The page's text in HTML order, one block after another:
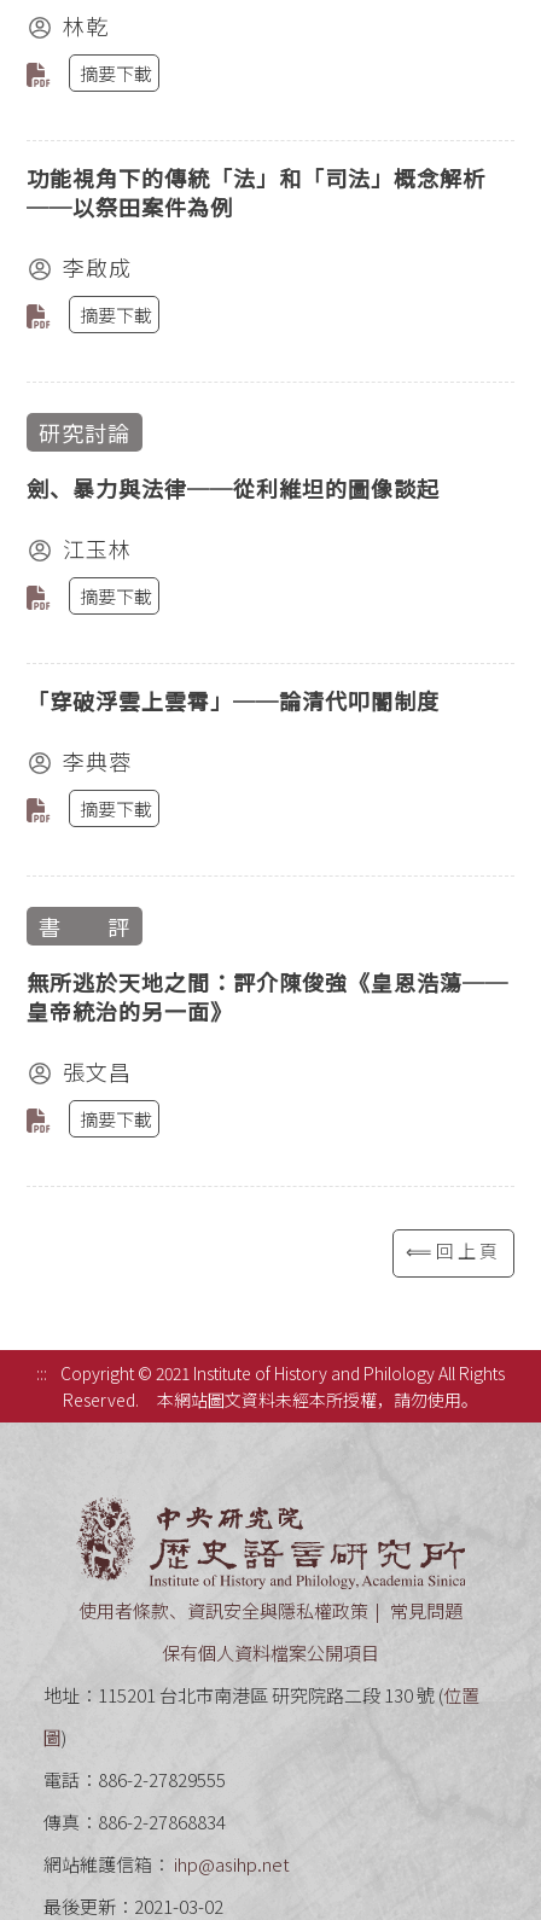
林乾
摘要下載
功能視角下的傳統「法」和「司法」概念解析
──以祭田案件為例
李啟成
摘要下載
研究討論
劍、暴力與法律──從利維坦的圖像談起
江玉林
摘要下載
「穿破浮雲上雲霄」──論清代叩閽制度
李典蓉
摘要下載
書 評
無所逃於天地之間：評介陳俊強《皇恩浩蕩──
皇帝統治的另一面》
張文昌
摘要下載
⟸回上頁
:::
Copyright © 2021 Institute of History and Philology All Rights
Reserved.
本網站圖文資料未經本所授權，請勿使用。
使用者條款、資訊安全與隱私權政策
常見問題
保有個人資料檔案公開項目
地址：115201 台北市南港區 研究院路二段 130 號 (位置
圖)
電話：886-2-27829555
傳真：886-2-27868834
網站維護信箱： ihp@asihp.net
最後更新：2021-03-02